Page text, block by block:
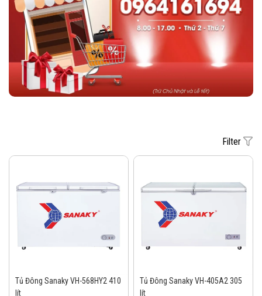
Filter
Tủ Đông Sanaky VH-568HY2 410
lít
Tủ Đông Sanaky VH-405A2 305
lít